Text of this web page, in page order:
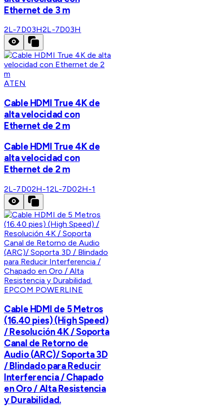
Ethernet de 3 m
2L-7D03H2L-7D03H
ATEN
Cable HDMI True 4K de
alta velocidad con
Ethernet de 2 m
Cable HDMI True 4K de
alta velocidad con
Ethernet de 2 m
2L-7D02H-12L-7D02H-1
EPCOM POWERLINE
Cable HDMI de 5 Metros
(16.40 pies) (High Speed)
/ Resolución 4K / Soporta
Canal de Retorno de
Audio (ARC)/ Soporta 3D
/ Blindado para Reducir
Interferencia / Chapado
en Oro / Alta Resistencia
y Durabilidad.